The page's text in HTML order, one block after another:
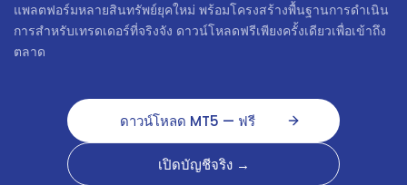
แพลตฟอร์มหลายสินทรัพย์ยุคใหม่ พร้อมโครงสร้างพื้นฐานการดำเนิน
การสำหรับเทรดเดอร์ที่จริงจัง ดาวน์โหลดฟรีเพียงครั้งเดียวเพื่อเข้าถึง
ตลาด
ดาวน์โหลด MT5 — ฟรี
เปิดบัญชีจริง →